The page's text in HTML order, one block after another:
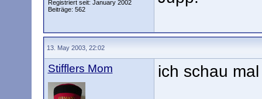
Registriert seit: January 2002
Beiträge: 562
13. May 2003, 22:02
Stifflers Mom ich schau